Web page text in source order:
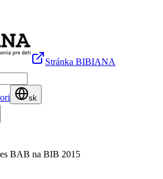
Stránka BIBIANA
sk
BAB na BIB 2015